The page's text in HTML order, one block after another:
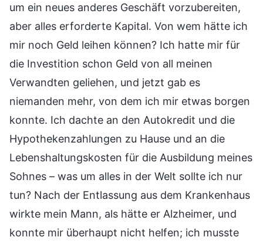
um ein neues anderes Geschäft vorzubereiten,
aber alles erforderte Kapital. Von wem hätte ich
mir noch Geld leihen können? Ich hatte mir für
die Investition schon Geld von all meinen
Verwandten geliehen, und jetzt gab es
niemanden mehr, von dem ich mir etwas borgen
konnte. Ich dachte an den Autokredit und die
Hypothekenzahlungen zu Hause und an die
Lebenshaltungskosten für die Ausbildung meines
Sohnes – was um alles in der Welt sollte ich nur
tun? Nach der Entlassung aus dem Krankenhaus
wirkte mein Mann, als hätte er Alzheimer, und
konnte mir überhaupt nicht helfen; ich musste